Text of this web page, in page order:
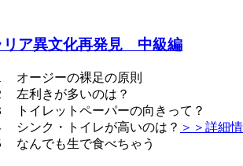
リア異文化再発見 中級編
ージーの裸足の原則
左利きが多いのは？
イレットペーパーの向きって？
ンク・トイレが高いのは？ ＞＞詳細
んでも生で食べちゃう